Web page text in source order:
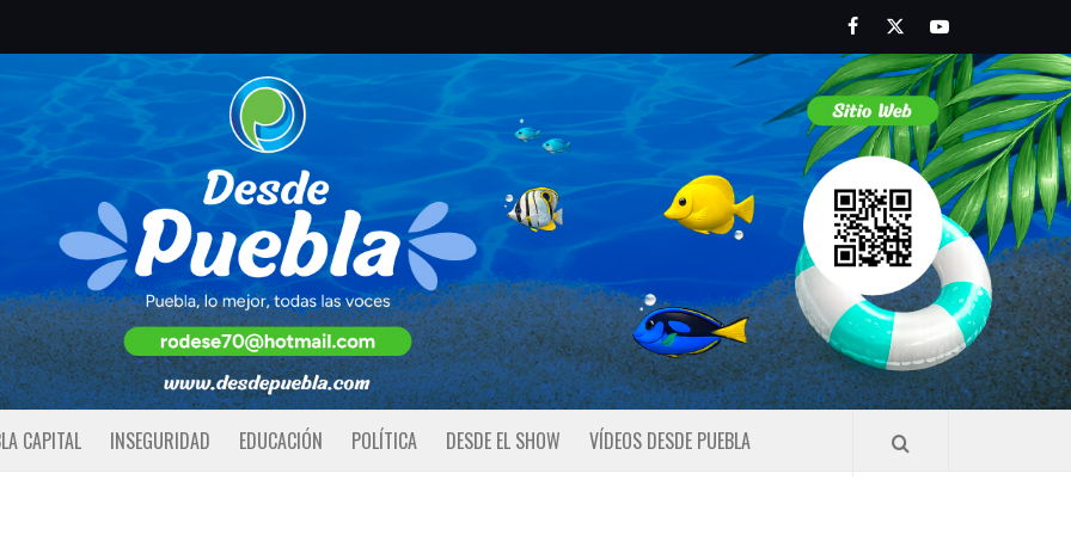
FacebookTwitterYoutube
CAPITAL INSEGURIDAD EDUCACIÓN POLÍTICA DESDE EL SHOW VÍDEOS DESDE PUEBLA